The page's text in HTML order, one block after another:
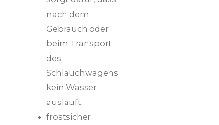
nach dem
Gebrauch oder
beim Transport
des
Schlauchwagens
kein Wasser
ausläuft.
frostsicher